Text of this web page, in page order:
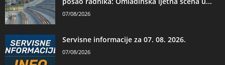
07/08/2026
Servisne informacije za 07. 08. 2026.
07/08/2026